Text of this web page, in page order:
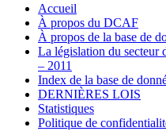
Accueil
À propos du DCAF
À propos de la base de
La législation du secteur
– 2011
Index de la base de
DERNIÈRES LOIS
Statistiques
Politique de